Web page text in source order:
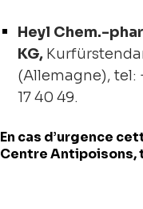
Heyl Chem.-
KG,
(Allemagne), tel:
17 40 49.
En cas d’urgence
Centre Antipoisons,